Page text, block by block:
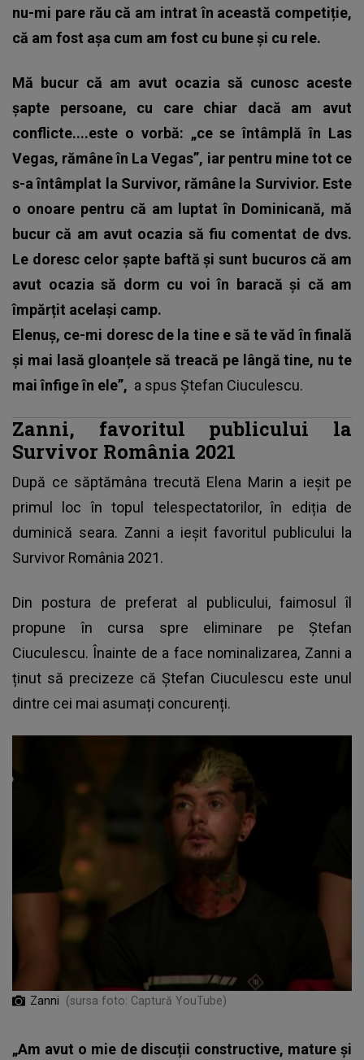
nu-mi pare rău că am intrat în această competiție,
că am fost așa cum am fost cu bune și cu rele.
Mă bucur că am avut ocazia să cunosc aceste
șapte persoane, cu care chiar dacă am avut
conflicte....este o vorbă: „ce se întâmplă în Las
Vegas, rămâne în La Vegas”, iar pentru mine tot ce
s-a întâmplat la Survivor, rămâne la Survivior. Este
o onoare pentru că am luptat în Dominicană, mă
bucur că am avut ocazia să fiu comentat de dvs.
Le doresc celor șapte baftă și sunt bucuros că am
avut ocazia să dorm cu voi în baracă și că am
împărțit același camp.
Elenuș, ce-mi doresc de la tine e să te văd în finală
și mai lasă gloanțele să treacă pe lângă tine, nu te
mai înfige în ele”, a spus Ștefan Ciuculescu.
Zanni, favoritul publicului la
Survivor România 2021
După ce săptămâna trecută Elena Marin a ieșit pe
primul loc în topul telespectatorilor, în ediția de
duminică seara. Zanni a ieșit favoritul publicului la
Survivor România 2021.
Din postura de preferat al publicului, faimosul îl
propune în cursa spre eliminare pe Ștefan
Ciuculescu. Înainte de a face nominalizarea, Zanni a
ținut să precizeze că Ștefan Ciuculescu este unul
dintre cei mai asumați concurenți.
Zanni (sursa foto: Captură YouTube)
„Am avut o mie de discuții constructive, mature și